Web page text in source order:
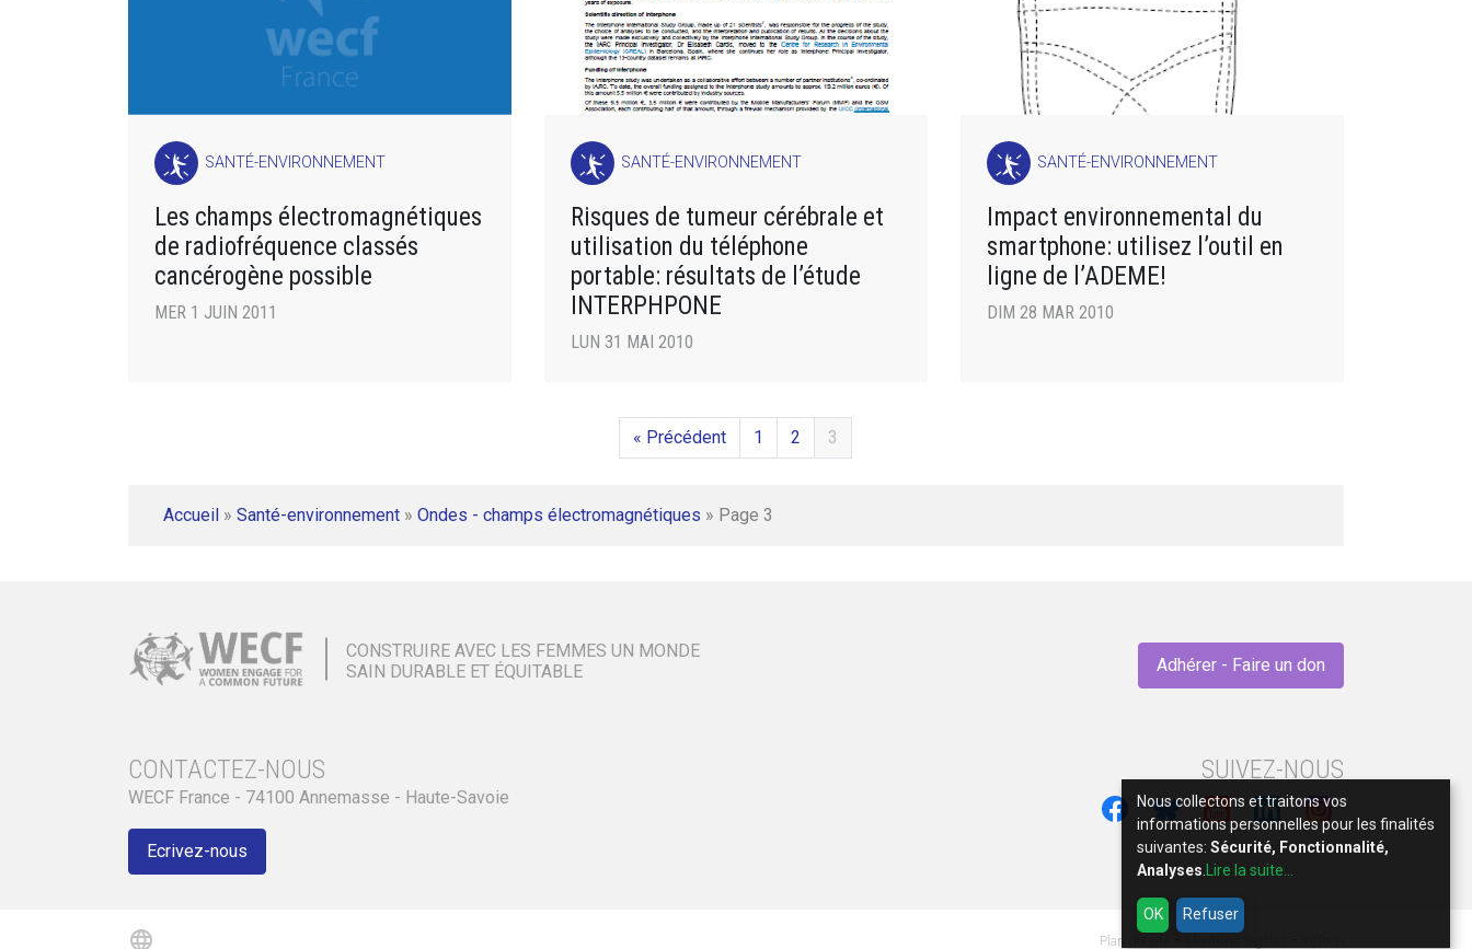
SANTÉ-ENVIRONNEMENT
Les champs électromagnétiques
de radiofréquence classés
cancérogène possible
MER 1 JUIN 2011
SANTÉ-ENVIRONNEMENT
Risques de tumeur cérébrale et
utilisation du téléphone
portable: résultats de l’étude
INTERPHPONE
LUN 31 MAI 2010
SANTÉ-ENVIRONNEMENT
Impact environnemental du
smartphone: utilisez l’outil en
ligne de l’ADEME!
DIM 28 MAR 2010
« Précédent 1 2 3
Accueil » Santé-environnement » Ondes - champs électromagnétiques » Page 3
CONSTRUIRE AVEC LES FEMMES UN MONDE
SAIN DURABLE ET ÉQUITABLE
Adhérer - Faire un don
CONTACTEZ-NOUS
WECF France - 74100 Annemasse - Haute-Savoie
Ecrivez-nous
SUIVEZ-NOUS
language Plan du site -
Nous collectons et traitons vos
informations personnelles pour les finalités
suivantes: Sécurité, Fonctionnalité,
Analyses
Lire la suite...
OK Refuser